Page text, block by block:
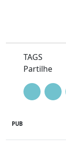
TAGS
Partilhe
PUB